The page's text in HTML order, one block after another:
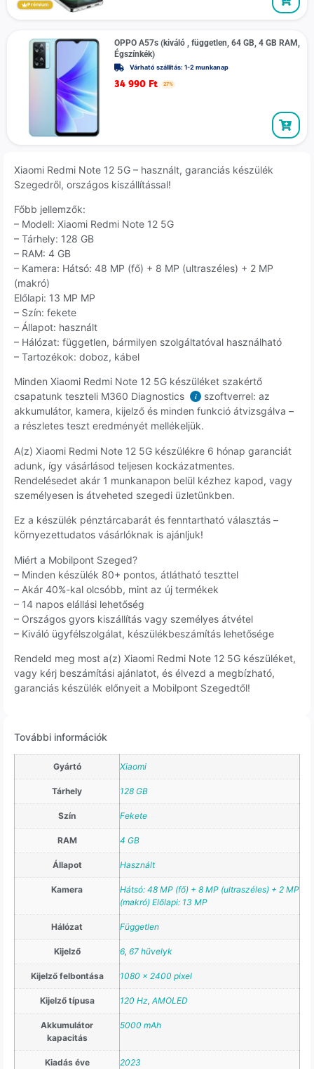
Prémium
OPPO A57s (kiváló , független, 64 GB, 4 GB RAM,
Égszínkék)
Várható szállítás: 1-2 munkanap
34 990 Ft 27%
Xiaomi Redmi Note 12 5G – használt, garanciás készülék
Szegedről, országos kiszállítással!
Főbb jellemzők:
– Modell: Xiaomi Redmi Note 12 5G
– Tárhely: 128 GB
– RAM: 4 GB
– Kamera: Hátsó: 48 MP (fő) + 8 MP (ultraszéles) + 2 MP
(makró)
Előlapi: 13 MP MP
– Szín: fekete
– Állapot: használt
– Hálózat: független, bármilyen szolgáltatóval használható
– Tartozékok: doboz, kábel
Minden Xiaomi Redmi Note 12 5G készüléket szakértő
csapatunk teszteli M360 Diagnostics
i
szoftverrel: az
akkumulátor, kamera, kijelző és minden funkció átvizsgálva –
a részletes teszt eredményét mellékeljük.
A(z) Xiaomi Redmi Note 12 5G készülékre 6 hónap garanciát
adunk, így vásárlásod teljesen kockázatmentes.
Rendelésedet akár 1 munkanapon belül kézhez kapod, vagy
személyesen is átveheted szegedi üzletünkben.
Ez a készülék pénztárcabarát és fenntartható választás –
környezettudatos vásárlóknak is ajánljuk!
Miért a Mobilpont Szeged?
– Minden készülék 80+ pontos, átlátható teszttel
– Akár 40%-kal olcsóbb, mint az új termékek
– 14 napos elállási lehetőség
– Országos gyors kiszállítás vagy személyes átvétel
– Kiváló ügyfélszolgálat, készülékbeszámítás lehetősége
Rendeld meg most a(z) Xiaomi Redmi Note 12 5G készüléket,
vagy kérj beszámítási ajánlatot, és élvezd a megbízható,
garanciás készülék előnyeit a Mobilpont Szegedtől!
További információk
Gyártó Xiaomi
Tárhely 128 GB
Szín Fekete
RAM 4 GB
Állapot Használt
Kamera
Hátsó: 48 MP (fő) + 8 MP (ultraszéles) + 2 MP
(makró) Előlapi: 13 MP
Hálózat Független
Kijelző 6, 67 hüvelyk
Kijelző felbontása 1080 x 2400 pixel
Kijelző típusa 120 Hz, AMOLED
Akkumulátor
kapacitás
5000 mAh
Kiadás éve 2023